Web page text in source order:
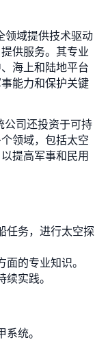
领域提供技术驱动
供服务。其专业
海上和陆地平台
能力和保护关键
公司还投资于可持
领域，包括太空
提高军事和民用
任务，进行太空探
的专业知识。
实践。
统。